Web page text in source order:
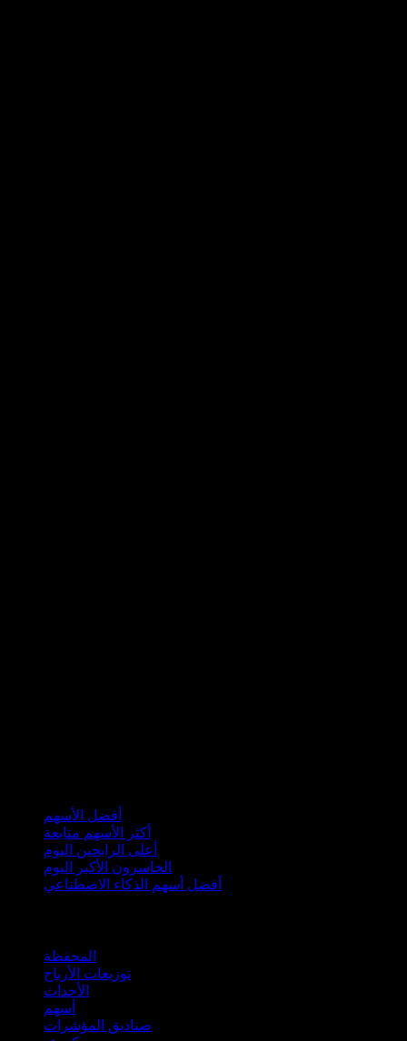
أفضل الأسهم
أكثر الأسهم متابعة
أعلى الرابحين اليوم
الخاسرون الأكبر اليوم
أفضل أسهم الذكاء الاصطناعي
المحفظة
توزيعات الأرباح
الأحداث
أسهم
صناديق المؤشرات